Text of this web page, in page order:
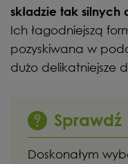
składzie tak silnych
Ich łagodniejszą
pozyskiwana w
dużo delikatniejsze
Sprawdź
Doskonałym